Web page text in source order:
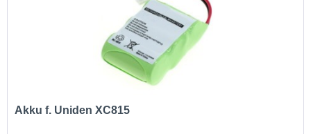
Akku f. Uniden XC815